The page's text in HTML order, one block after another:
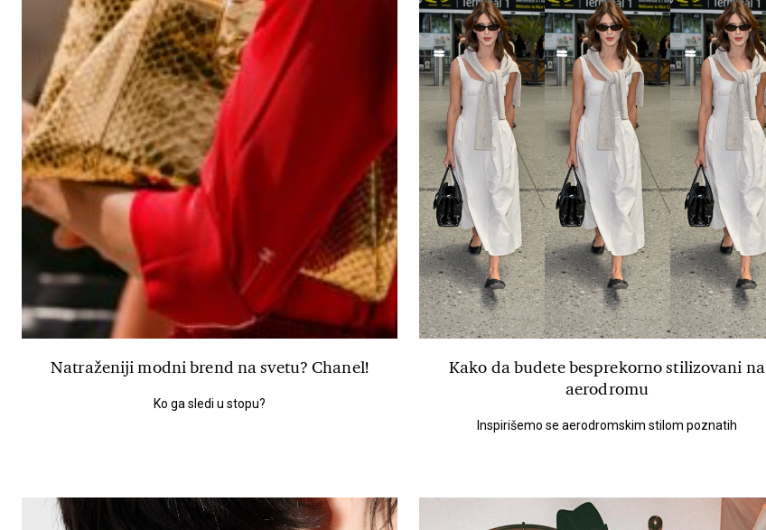
Natraženiji modni brend na svetu? Chanel!
Ko ga sledi u stopu?
Kako da budete besprekorno stilizovani na
aerodromu
Inspirišemo se aerodromskim stilom poznatih